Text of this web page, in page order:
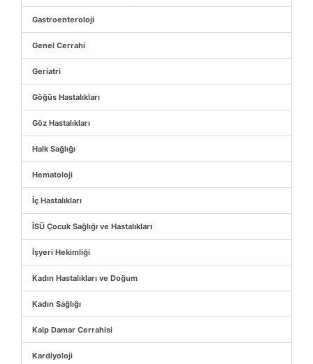
Gastroenteroloji
Genel Cerrahi
Geriatri
Göğüs Hastalıkları
Göz Hastalıkları
Halk Sağlığı
Hematoloji
İç Hastalıkları
İSÜ Çocuk Sağlığı ve Hastalıkları
İşyeri Hekimliği
Kadın Hastalıkları ve Doğum
Kadın Sağlığı
Kalp Damar Cerrahisi
Kardiyoloji